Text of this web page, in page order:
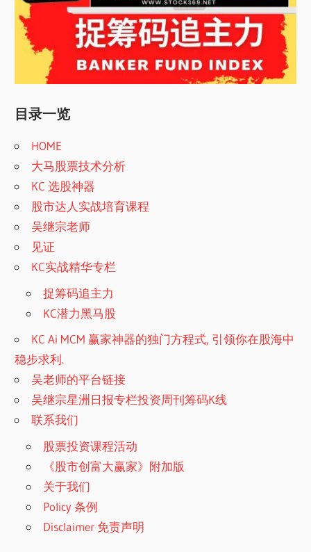
目录一览
HOME
大马股票技术分析
KC 选股神器
股市达人实战培育课程
吴继宗老师
见证
KC实战精华专栏
捉筹码追主力
KC潜力黑马股
KC Ai MCM 赢家神器的独门方程式, 引领你在股海中
稳步求利.
吴老师的平台链接
吴继宗星洲日报专栏投资周刊筹码K线
联系我们
股票投资课程活动
《股市创富大赢家》附加版
关于我们
Policy 条例
Disclaimer 免责声明